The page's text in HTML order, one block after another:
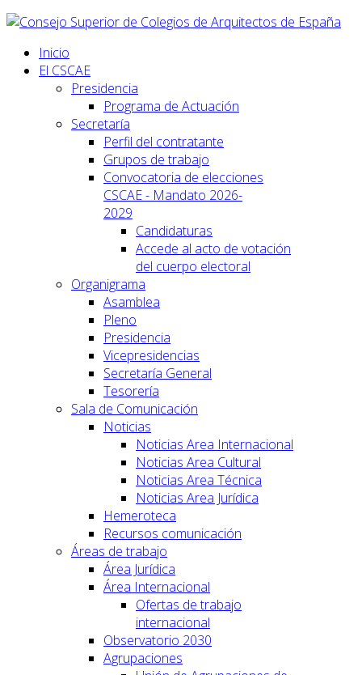
Inicio
El CSCAE
Presidencia
Programa de Actuación
Secretaría
Perfil del contratante
Grupos de trabajo
Convocatoria de elecciones
CSCAE - Mandato 2026-
2029
Candidaturas
Accede al acto de votación
del cuerpo electoral
Organigrama
Asamblea
Pleno
Presidencia
Vicepresidencias
Secretaría General
Tesorería
Sala de Comunicación
Noticias
Noticias Area Internacional
Noticias Area Cultural
Noticias Area Técnica
Noticias Area Jurídica
Hemeroteca
Recursos comunicación
Áreas de trabajo
Área Jurídica
Área Internacional
Ofertas de trabajo
internacional
Observatorio 2030
Agrupaciones